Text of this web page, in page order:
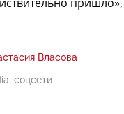
Власова
соцсети